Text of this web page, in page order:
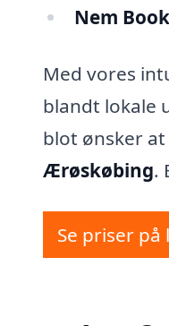
Nem
Med vores
blandt lokale
blot ønsker
Ærøskøbing.
Se priser